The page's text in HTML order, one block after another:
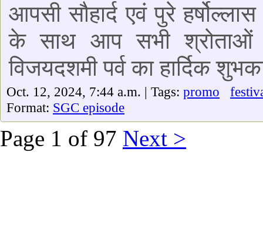
आपसी सौहार्द एवं पुरे
के साथ आप सभी श्रोताओं
विजयदशमी पर्व का हार्दिक
Oct. 12, 2024, 7:44 a.m. | Tags: promo
Format: SGC episode
Page 1 of 97 Next >